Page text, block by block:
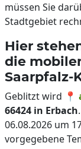
müssen Sie
Stadtgebiet
Hier
die
Saarpfalz-
Geblitzt wird 📍
66424 in Erbach
06.08.2026 um
vorgegebene